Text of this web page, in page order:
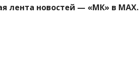
лента новостей — «МК» в MAX.